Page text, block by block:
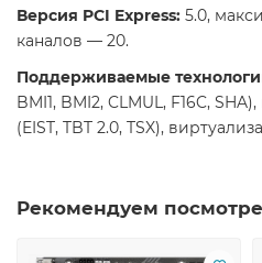
Версия PCI Express: 5.0,
каналов — 20.
Поддерживаемые
BMI1, BMI2, CLMUL, F16C,
(EIST, TBT 2.0, TSX),
Рекомендуем